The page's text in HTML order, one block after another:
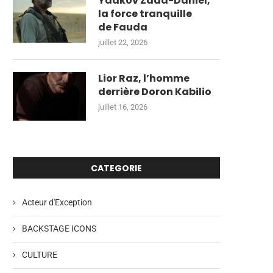
la force tranquille
de Fauda
juillet 22, 2026
Lior Raz, l’homme
derrière Doron Kabilio
juillet 16, 2026
CATEGORIE
Acteur d'Exception
BACKSTAGE ICONS
CULTURE